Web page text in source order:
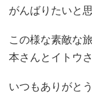
がんばりたいと
この様な素敵な
本さんとイトウ
いつもありがと